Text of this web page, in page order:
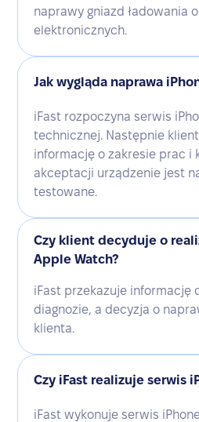
naprawy gniazd ładowania
elektronicznych.
Jak wygląda naprawa
iFast rozpoczyna serwis
technicznej. Następnie
informację o zakresie prac i
akceptacji urządzenie jest
testowane.
Czy klient decyduje o
Apple Watch?
iFast przekazuje informację
diagnozie, a decyzja o
klienta.
Czy iFast realizuje serwis
iFast wykonuje serwis